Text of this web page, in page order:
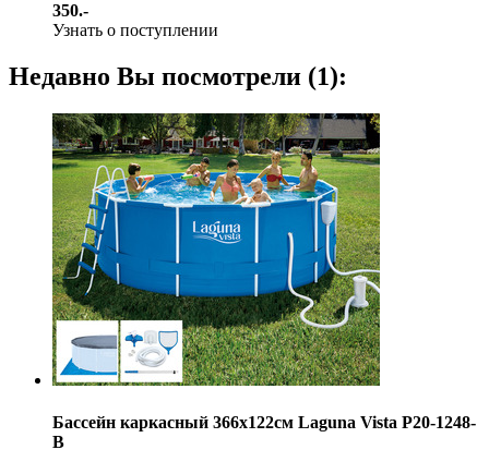
350.-
Узнать о поступлении
Недавно Вы посмотрели (1):
Бассейн каркасный 366х122см Laguna Vista Р20-1248-
B